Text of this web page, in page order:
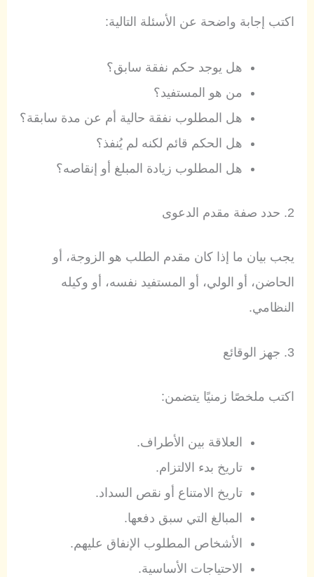
اكتب إجابة واضحة عن الأسئلة التالية:
هل يوجد حكم نفقة سابق؟
من هو المستفيد؟
هل المطلوب نفقة حالية أم عن مدة سابقة؟
هل الحكم قائم لكنه لم يُنفذ؟
هل المطلوب زيادة المبلغ أو إنقاصه؟
2. حدد صفة مقدم الدعوى
يجب بيان ما إذا كان مقدم الطلب هو الزوجة، أو
الحاضن، أو الولي، أو المستفيد نفسه، أو وكيله
النظامي.
3. جهز الوقائع
اكتب ملخصًا زمنيًا يتضمن:
العلاقة بين الأطراف.
تاريخ بدء الالتزام.
تاريخ الامتناع أو نقص السداد.
المبالغ التي سبق دفعها.
الأشخاص المطلوب الإنفاق عليهم.
الاحتياجات الأساسية.